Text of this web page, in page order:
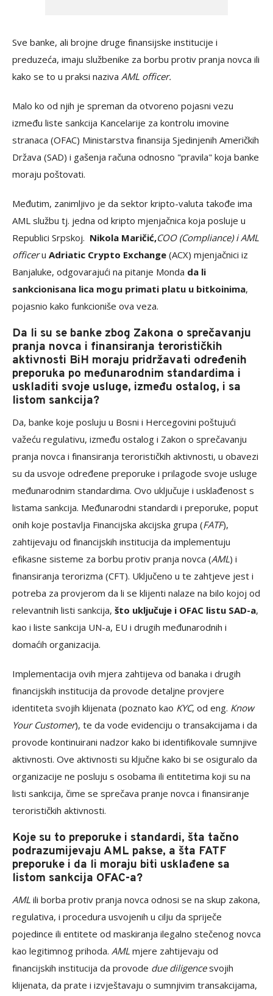
Sve banke, ali brojne druge finansijske institucije i
preduzeća, imaju službenike za borbu protiv pranja novca ili
kako se to u praksi naziva AML officer.
Malo ko od njih je spreman da otvoreno pojasni vezu
između liste sankcija Kancelarije za kontrolu imovine
stranaca (OFAC) Ministarstva finansija Sjedinjenih Američkih
Država (SAD) i gašenja računa odnosno "pravila" koja banke
moraju poštovati.
Međutim, zanimljivo je da sektor kripto-valuta takođe ima
AML službu tj. jedna od kripto mjenjačnica koja posluje u
Republici Srpskoj. Nikola Maričić,COO (Compliance) i AML
officeru Adriatic Crypto Exchange (ACX) mjenjačnici iz
Banjaluke, odgovarajući na pitanje Monda da li
sankcionisana lica mogu primati platu u bitkoinima,
pojasnio kako funkcioniše ova veza.
Da li su se banke zbog Zakona o sprečavanju
pranja novca i finansiranja terorističkih
aktivnosti BiH moraju pridržavati određenih
preporuka po međunarodnim standardima i
uskladiti svoje usluge, između ostalog, i sa
listom sankcija?
Da, banke koje posluju u Bosni i Hercegovini poštujući
važeću regulativu, između ostalog i Zakon o sprečavanju
pranja novca i finansiranja terorističkih aktivnosti, u obavezi
su da usvoje određene preporuke i prilagode svoje usluge
međunarodnim standardima. Ovo uključuje i usklađenost s
listama sankcija. Međunarodni standardi i preporuke, poput
onih koje postavlja Financijska akcijska grupa (FATF),
zahtijevaju od financijskih institucija da implementuju
efikasne sisteme za borbu protiv pranja novca (AML) i
finansiranja terorizma (CFT). Uključeno u te zahtjeve jest i
potreba za provjerom da li se klijenti nalaze na bilo kojoj od
relevantnih listi sankcija, što uključuje i OFAC listu SAD-a,
kao i liste sankcija UN-a, EU i drugih međunarodnih i
domaćih organizacija.
Implementacija ovih mjera zahtijeva od banaka i drugih
financijskih institucija da provode detaljne provjere
identiteta svojih klijenata (poznato kao KYC, od eng. Know
Your Customer), te da vode evidenciju o transakcijama i da
provode kontinuirani nadzor kako bi identifikovale sumnjive
aktivnosti. Ove aktivnosti su ključne kako bi se osiguralo da
organizacije ne posluju s osobama ili entitetima koji su na
listi sankcija, čime se sprečava pranje novca i finansiranje
terorističkih aktivnosti.
Koje su to preporuke i standardi, šta tačno
podrazumijevaju AML pakse, a šta FATF
preporuke i da li moraju biti usklađene sa
listom sankcija OFAC-a?
AML ili borba protiv pranja novca odnosi se na skup zakona,
regulativa, i procedura usvojenih u cilju da spriječe
pojedince ili entitete od maskiranja ilegalno stečenog novca
kao legitimnog prihoda. AML mjere zahtijevaju od
financijskih institucija da provode due diligencesvojih
klijenata, da prate i izvještavaju o sumnjivim transakcijama,